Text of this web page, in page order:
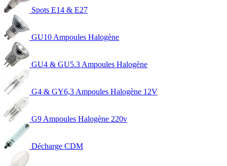
Spots E14 & E27
GU10 Ampoules Halogène
GU4 & GU5.3 Ampoules Halogène
G4 & GY6,3 Ampoules Halogène 12V
G9 Ampoules Halogène 220v
Décharge CDM